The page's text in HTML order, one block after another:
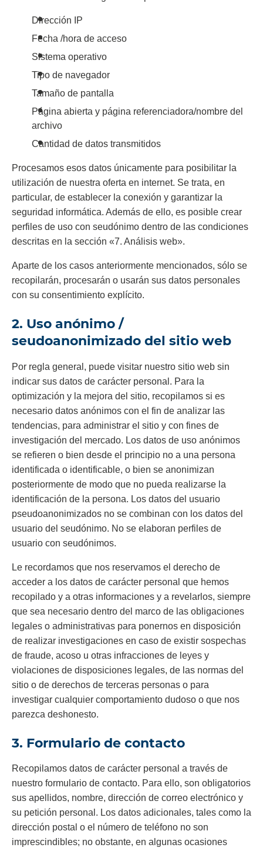
Dirección IP
Fecha /hora de acceso
Sistema operativo
Tipo de navegador
Tamaño de pantalla
Página abierta y página referenciadora/nombre del
archivo
Cantidad de datos transmitidos
Procesamos esos datos únicamente para posibilitar la
utilización de nuestra oferta en internet. Se trata, en
particular, de establecer la conexión y garantizar la
seguridad informática. Además de ello, es posible crear
perfiles de uso con seudónimo dentro de las condiciones
descritas en la sección «7. Análisis web».
Aparte de los casos anteriormente mencionados, sólo se
recopilarán, procesarán o usarán sus datos personales
con su consentimiento explícito.
2. Uso anónimo /
seudoanonimizado del sitio web
Por regla general, puede visitar nuestro sitio web sin
indicar sus datos de carácter personal. Para la
optimización y la mejora del sitio, recopilamos si es
necesario datos anónimos con el fin de analizar las
tendencias, para administrar el sitio y con fines de
investigación del mercado. Los datos de uso anónimos
se refieren o bien desde el principio no a una persona
identificada o identificable, o bien se anonimizan
posteriormente de modo que no pueda realizarse la
identificación de la persona. Los datos del usuario
pseudoanonimizados no se combinan con los datos del
usuario del seudónimo. No se elaboran perfiles de
usuario con seudónimos.
Le recordamos que nos reservamos el derecho de
acceder a los datos de carácter personal que hemos
recopilado y a otras informaciones y a revelarlos, siempre
que sea necesario dentro del marco de las obligaciones
legales o administrativas para ponernos en disposición
de realizar investigaciones en caso de existir sospechas
de fraude, acoso u otras infracciones de leyes y
violaciones de disposiciones legales, de las normas del
sitio o de derechos de terceras personas o para
investigar cualquier comportamiento dudoso o que nos
parezca deshonesto.
3. Formulario de contacto
Recopilamos datos de carácter personal a través de
nuestro formulario de contacto. Para ello, son obligatorios
sus apellidos, nombre, dirección de correo electrónico y
su petición personal. Los datos adicionales, tales como la
dirección postal o el número de teléfono no son
imprescindibles; no obstante, en algunas ocasiones